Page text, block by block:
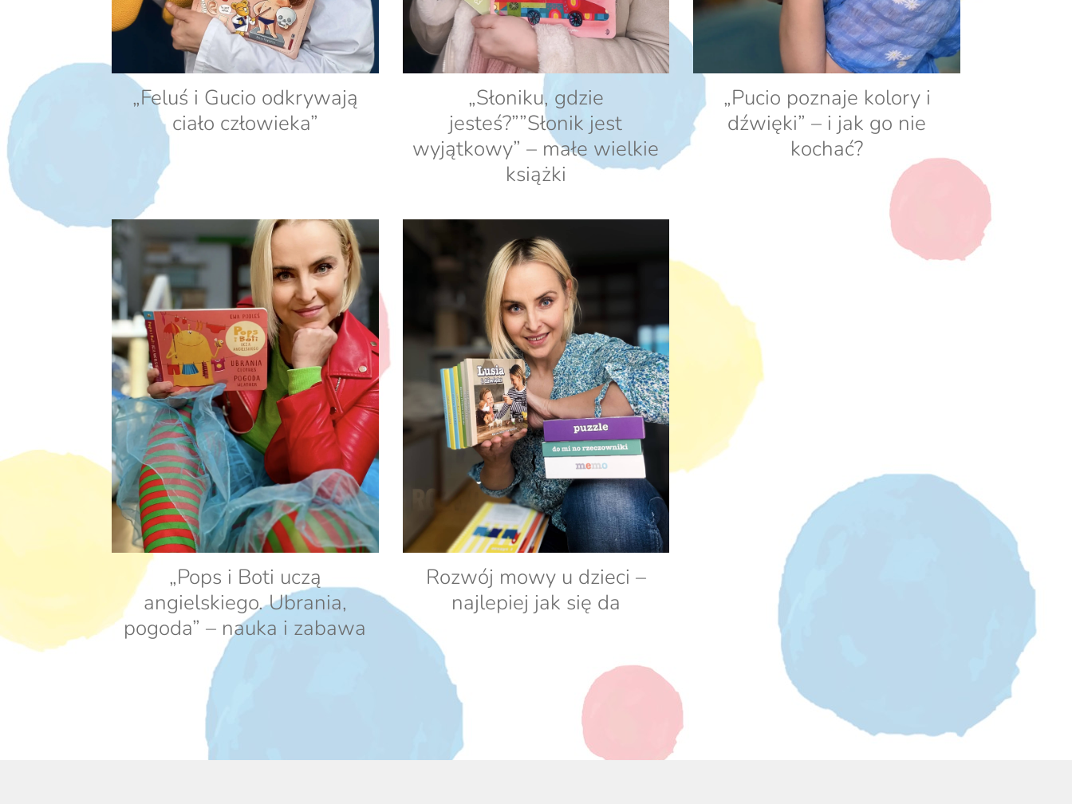
„Feluś i Gucio odkrywają
ciało człowieka”
„Słoniku, gdzie
jesteś?””Słonik jest
wyjątkowy” – małe wielkie
książki
„Pucio poznaje kolory i
dźwięki” – i jak go nie
kochać?
„Pops i Boti uczą
angielskiego. Ubrania,
pogoda” – nauka i zabawa
Rozwój mowy u dzieci –
najlepiej jak się da